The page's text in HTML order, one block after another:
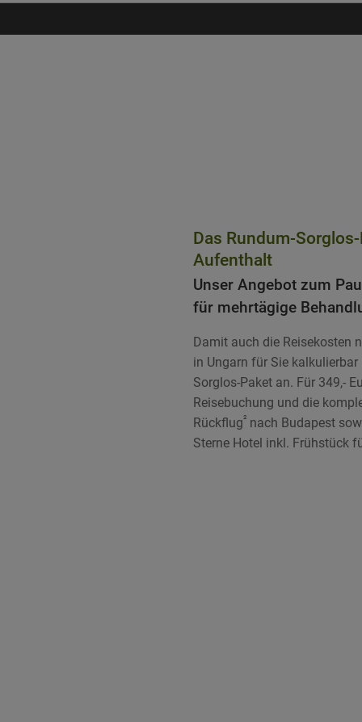
Das Rundum-
Aufenthalt
Unser Angebot zum
für mehrtägige
Damit auch die Reisekosten
in Ungarn für Sie
Sorglos-Paket an. Für 349,-
Reisebuchung und die
Rückflug² nach Budapest
Sterne Hotel inkl. Frühstück